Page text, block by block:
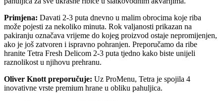
Primjena: Davati 2-3 puta dnevno u malim obrocima koje riba
može pojesti za nekoliko minuta. Rok valjanosti prikazan na
pakiranju označava vrijeme do kojeg proizvod ostaje nepromijenjen,
ako je još zatvoren i ispravno pohranjen. Preporučamo da ribe
hranite Tetra Fresh Delicom 2-3 puta tjedno kako biste unijeli
raznolikost u njihovu prehranu.
Oliver Knott preporučuje: Uz ProMenu, Tetra je spojila 4
inovativne vrste premium hrane u obliku pahuljica.